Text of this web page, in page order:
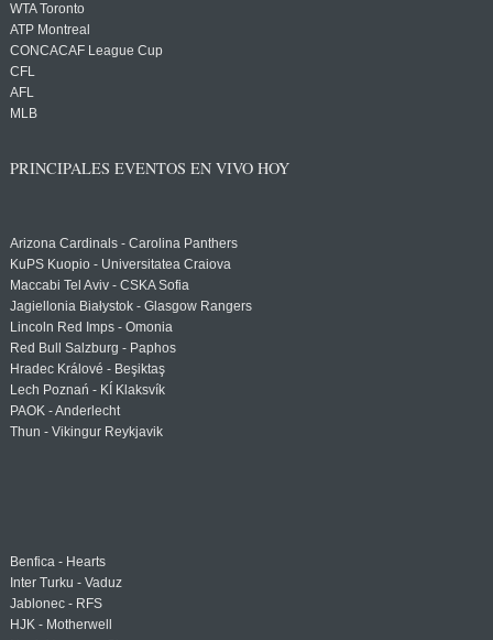
WTA Toronto
ATP Montreal
CONCACAF League Cup
CFL
AFL
MLB
PRINCIPALES EVENTOS EN VIVO HOY
Arizona Cardinals - Carolina Panthers
KuPS Kuopio - Universitatea Craiova
Maccabi Tel Aviv - CSKA Sofia
Jagiellonia Białystok - Glasgow Rangers
Lincoln Red Imps - Omonia
Red Bull Salzburg - Paphos
Hradec Králové - Beşiktaş
Lech Poznań - KÍ Klaksvík
PAOK - Anderlecht
Thun - Vikingur Reykjavik
Benfica - Hearts
Inter Turku - Vaduz
Jablonec - RFS
HJK - Motherwell